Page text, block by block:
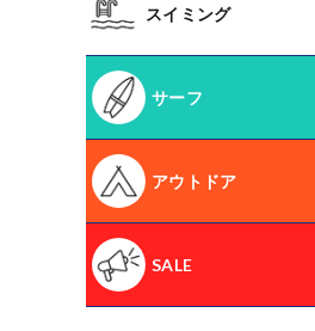
スイミング
サーフ
アウトドア
SALE